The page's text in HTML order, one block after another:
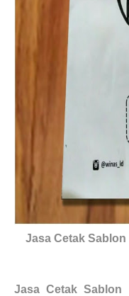
Jasa Cetak
Jasa Cetak Sablon